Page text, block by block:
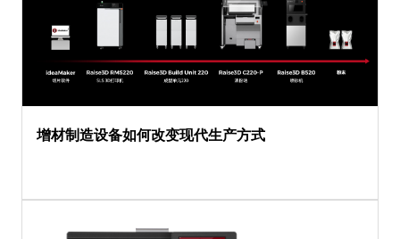
增材制造设备如何改变现代生产方式